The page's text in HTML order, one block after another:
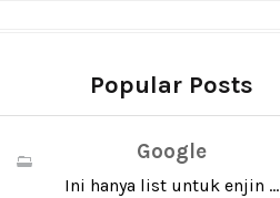
Popular Posts
Google
Ini hanya list untuk enjin ...